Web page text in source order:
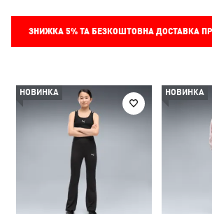
ЗНИЖКА 5%ТА БЕЗКОШТОВНА ДОСТАВКА
НОВИНКА НОВИНКА